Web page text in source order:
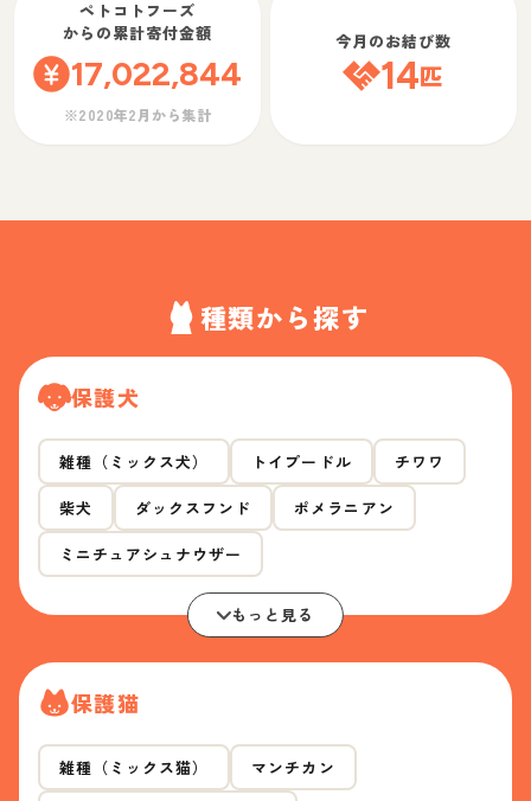
ペトコトフーズ
からの累計寄付金額
17,022,844
※2020年2月から集計
今月のお結び数
14匹
種類から探す
保護犬
雑種（ミックス犬） トイプードル チワワ
柴犬 ダックスフンド ポメラニアン
ミニチュアシュナウザー
もっと見る
保護猫
雑種（ミックス猫） マンチカン